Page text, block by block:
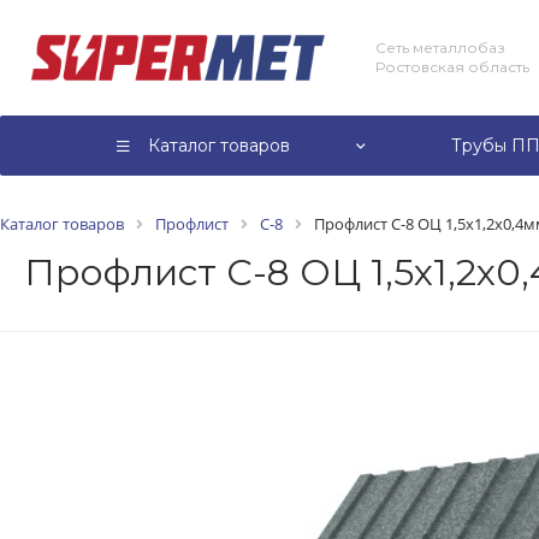
Сеть металлобаз
Ростовская область
Каталог товаров Трубы
Каталог товаров Профлист С-8 Профлист С-8 ОЦ
Профлист С-8 ОЦ